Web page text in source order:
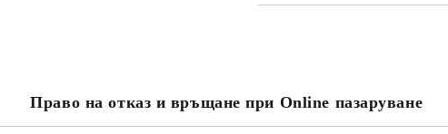
Съгласен съм с
Право на отказ и връщане при Online пазаруване